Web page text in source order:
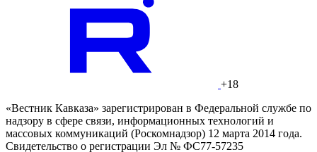
+18
«Вестник Кавказа» зарегистрирован в Федеральной службе по
надзору в сфере связи, информационных технологий и
массовых коммуникаций (Роскомнадзор) 12 марта 2014 года.
Свидетельство о регистрации Эл № ФС77-57235